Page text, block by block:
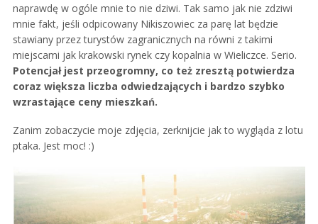
naprawdę w ogóle mnie to nie dziwi. Tak samo jak nie zdziwi
mnie fakt, jeśli odpicowany Nikiszowiec za parę lat będzie
stawiany przez turystów zagranicznych na równi z takimi
miejscami jak krakowski rynek czy kopalnia w Wieliczce. Serio.
Potencjał jest przeogromny, co też zresztą potwierdza
coraz większa liczba odwiedzających i bardzo szybko
wzrastające ceny mieszkań.
Zanim zobaczycie moje zdjęcia, zerknijcie jak to wygląda z lotu
ptaka. Jest moc! :)